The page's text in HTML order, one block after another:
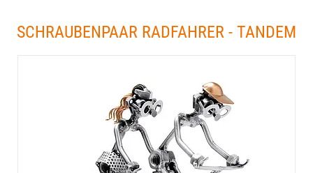
SCHRAUBENPAAR RADFAHRER - TANDEM